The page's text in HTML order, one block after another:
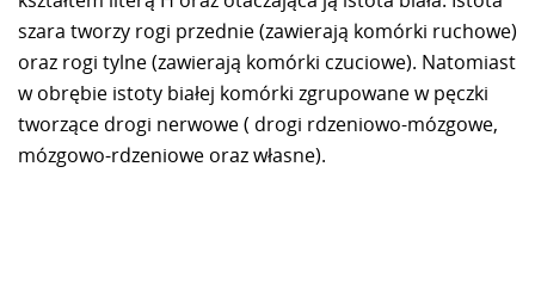
szara tworzy rogi przednie (zawierają komórki ruchowe)
oraz rogi tylne (zawierają komórki czuciowe). Natomiast
w obrębie istoty białej komórki zgrupowane w pęczki
tworzące drogi nerwowe ( drogi rdzeniowo-mózgowe,
mózgowo-rdzeniowe oraz własne).